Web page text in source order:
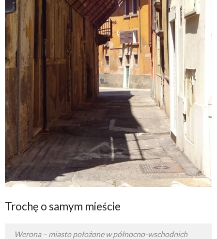
Trochę o samym mieście
Werona – miasto położone w północno-wschodnich